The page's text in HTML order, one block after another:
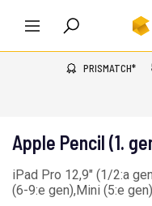
PRISMATCH*
Apple Pencil (1.
iPad Pro 12,9" (1/2:a
(6-9:e gen),Mini (5:e gen)